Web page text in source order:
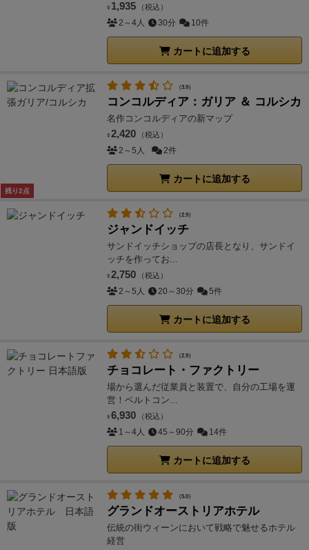
¥ 1,935 （税込）
2～4人 30分 10件
カートに追加する
残り2点
（3.9）
コンコルディア：ガリア ＆ コルシカ
名作コンコルディアの新マップ
¥ 2,420 （税込）
2～5人 2件
カートに追加する
（2.9）
ジャンドイッチ
サンドイッチショップの店長となり、サンドイ
ッチを作ってお...
¥ 2,750 （税込）
2～5人 20～30分 5件
カートに追加する
（2.9）
チョコレート・ファクトリー
場から選んだ従業員と装置で、自分の工場を運
営！ベルトコン...
¥ 6,930 （税込）
1～4人 45～90分 14件
カートに追加する
（5.0）
グランドオーストリアホテル
伝統の街ウィーンにおいて戦略で魅せるホテル
経営